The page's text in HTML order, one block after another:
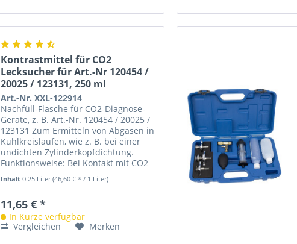
Kontrastmittel für CO2
Lecksucher für Art.-Nr 120454 /
20025 / 123131, 250 ml
Art.-Nr. XXL-122914
Nachfüll-Flasche für CO2-Diagnose-
Geräte, z. B. Art.-Nr. 120454 / 20025 /
123131 Zum Ermitteln von Abgasen in
Kühlkreisläufen, wie z. B. bei einer
undichten Zylinderkopfdichtung.
Funktionsweise: Bei Kontakt mit CO2
Inhalt0.25 Liter(46,60 € * / 1 Liter)
11,65 € *
In Kürze verfügbar
Vergleichen
Merken